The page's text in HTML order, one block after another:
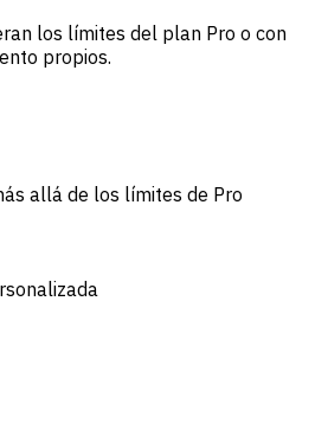
los límites del plan Pro o con
propios.
allá de los límites de Pro